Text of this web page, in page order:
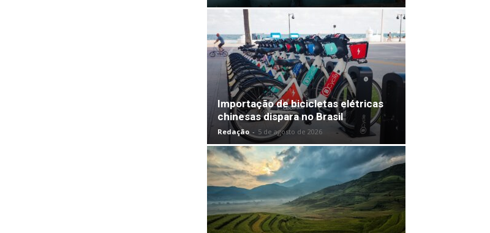
Importação de bicicletas elétricas
chinesas dispara no Brasil
Redação - 5 de agosto de 2026